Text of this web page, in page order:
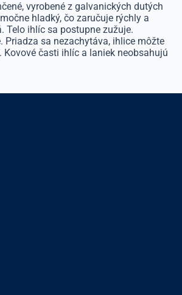
vyrobené z galvanických dutých
hladký, čo zaručuje rýchly a
Telo ihlíc sa postupne zužuje.
sa nezachytáva, ihlice môžte
časti ihlíc a laniek neobsahujú